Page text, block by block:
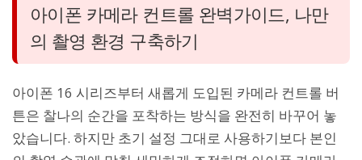
아이폰 카메라 컨트롤 완벽가이드, 나만
의 촬영 환경 구축하기
아이폰 16 시리즈부터 새롭게 도입된 카메라 컨트롤 버
튼은 찰나의 순간을 포착하는 방식을 완전히 바꾸어 놓
았습니다. 하지만 초기 설정 그대로 사용하기보다 본인